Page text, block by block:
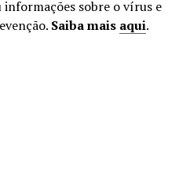
informações sobre o vírus e
Saiba mais aqui.